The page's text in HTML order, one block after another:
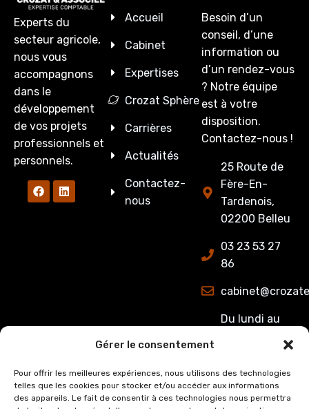
Gérer le consentement
Pour offrir les meilleures expériences, nous utilisons des technologies
telles que les cookies pour stocker et/ou accéder aux informations
des appareils. Le fait de consentir à ces technologies nous permettra
Experts du
secteur agricole,
nous vous
accompagnons
dans le
développement
de vos projets
professionnels et
personnels.
Accueil
Cabinet
Expertises
Crozat Sphère
Carrières
Actualités
Contactez-
nous
Besoin d’un
conseil, d’une
information ou
d’un rendez-vous
? Notre équipe
est à votre
disposition.
Contactez-nous !
25 Route de
Fère-En-
Tardenois,
02200 Belleu
03 23 53 27
86
Du lundi au
8h00 à 12h15
et de 13h15 à
17h00.
Le Vendredi :